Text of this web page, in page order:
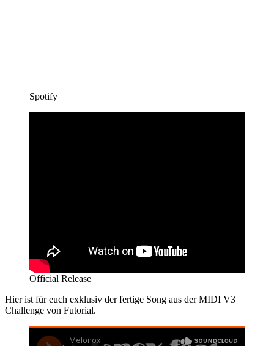
Spotify
Official Release
Hier ist für euch exklusiv der fertige Song aus der MIDI V3
Challenge von Futorial.